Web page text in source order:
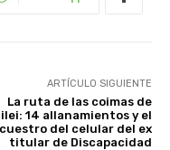
ARTÍCULO SIGUIENTE
La ruta de las coimas de
14 allanamientos y el
del celular del ex
titular de Discapacidad